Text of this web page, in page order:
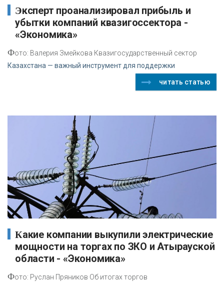
Эксперт проанализировал прибыль и
убытки компаний квазигоссектора -
«Экономика»
Фото: Валерия Змейкова Квазигосударственный сектор
Казахстана — важный инструмент для поддержки
читать статью
Какие компании выкупили электрические
мощности на торгах по ЗКО и Атырауской
области - «Экономика»
Фото: Руслан Пряников Об итогах торгов